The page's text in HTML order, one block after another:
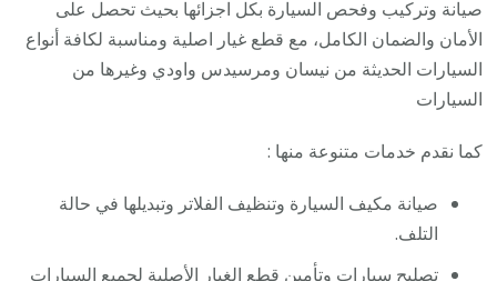
صيانة وتركيب وفحص السيارة بكل اجزائها بحيث تحصل على
الأمان والضمان الكامل، مع قطع غيار اصلية ومناسبة لكافة أنواع
السيارات الحديثة من نيسان ومرسيدس واودي وغيرها من
السيارات
كما نقدم خدمات متنوعة منها :
صيانة مكيف السيارة وتنظيف الفلاتر وتبديلها في حالة
التلف.
تصليح سيارات وتأمين قطع الغيار الأصلية لجميع السيارات